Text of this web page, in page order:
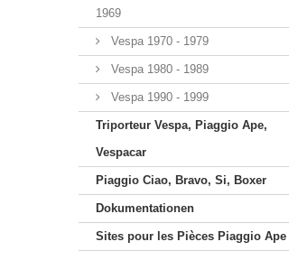
1969
Vespa 1970 - 1979
Vespa 1980 - 1989
Vespa 1990 - 1999
Triporteur Vespa, Piaggio Ape,
Vespacar
Piaggio Ciao, Bravo, Si, Boxer
Dokumentationen
Sites pour les Pièces Piaggio Ape